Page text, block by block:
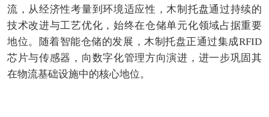
流，从经济性考量到环境适应性，木制托盘通过持续的
技术改进与工艺优化，始终在仓储单元化领域占据重要
地位。随着智能仓储的发展，木制托盘正通过集成RFID
芯片与传感器，向数字化管理方向演进，进一步巩固其
在物流基础设施中的核心地位。